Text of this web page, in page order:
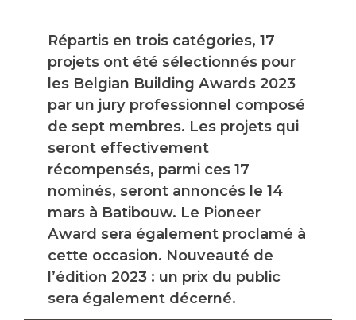
Répartis en trois catégories, 17
projets ont été sélectionnés pour
les Belgian Building Awards 2023
par un jury professionnel composé
de sept membres. Les projets qui
seront effectivement
récompensés, parmi ces 17
nominés, seront annoncés le 14
mars à Batibouw. Le Pioneer
Award sera également proclamé à
cette occasion. Nouveauté de
l’édition 2023 : un prix du public
sera également décerné.